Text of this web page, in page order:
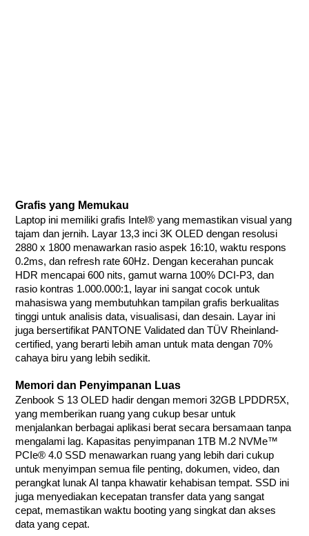
Grafis yang Memukau
Laptop ini memiliki grafis Intel® yang memastikan visual yang
tajam dan jernih. Layar 13,3 inci 3K OLED dengan resolusi
2880 x 1800 menawarkan rasio aspek 16:10, waktu respons
0.2ms, dan refresh rate 60Hz. Dengan kecerahan puncak
HDR mencapai 600 nits, gamut warna 100% DCI-P3, dan
rasio kontras 1.000.000:1, layar ini sangat cocok untuk
mahasiswa yang membutuhkan tampilan grafis berkualitas
tinggi untuk analisis data, visualisasi, dan desain. Layar ini
juga bersertifikat PANTONE Validated dan TÜV Rheinland-
certified, yang berarti lebih aman untuk mata dengan 70%
cahaya biru yang lebih sedikit.
Memori dan Penyimpanan Luas
Zenbook S 13 OLED hadir dengan memori 32GB LPDDR5X,
yang memberikan ruang yang cukup besar untuk
menjalankan berbagai aplikasi berat secara bersamaan tanpa
mengalami lag. Kapasitas penyimpanan 1TB M.2 NVMe™
PCIe® 4.0 SSD menawarkan ruang yang lebih dari cukup
untuk menyimpan semua file penting, dokumen, video, dan
perangkat lunak AI tanpa khawatir kehabisan tempat. SSD ini
juga menyediakan kecepatan transfer data yang sangat
cepat, memastikan waktu booting yang singkat dan akses
data yang cepat.